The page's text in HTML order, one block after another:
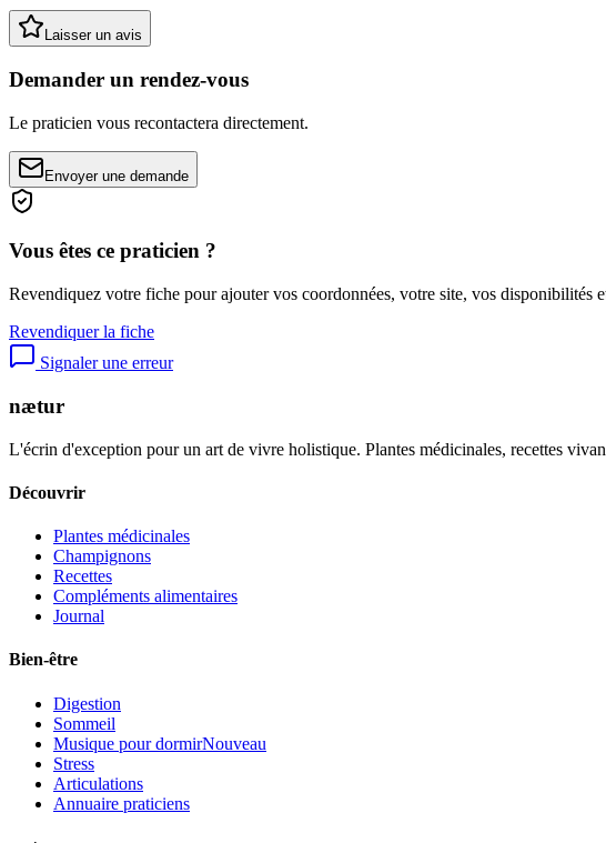
Laisser un avis
Demander un rendez-vous
Le praticien vous recontactera directement.
Envoyer une demande
Vous êtes ce praticien ?
Revendiquez votre fiche pour ajouter vos coordonnées, votre site, vos disponibilités
Revendiquer la fiche
Signaler une erreur
nætur
L'écrin d'exception pour un art de vivre holistique. Plantes médicinales, recettes
Découvrir
Plantes médicinales
Champignons
Recettes
Compléments alimentaires
Journal
Bien-être
Digestion
Sommeil
Musique pour dormirNouveau
Stress
Articulations
Annuaire praticiens